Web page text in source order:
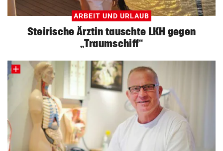
ARBEIT UND URLAUB
Steirische Ärztin tauschte LKH gegen
„Traumschiff“